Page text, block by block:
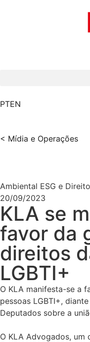
PTEN
< Mídia e Operações
Ambiental ESG e
20/09/2023
KLA se
favor da
direitos
LGBTI+
O KLA manifesta-se a
pessoas LGBTI+,
Deputados sobre a
O KLA Advogados, um